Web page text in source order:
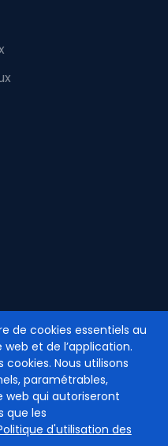
de cookies essentiels au
et de l’application.
Nous utilisons
paramétrables,
web qui autoriseront
que les
d'utilisation des